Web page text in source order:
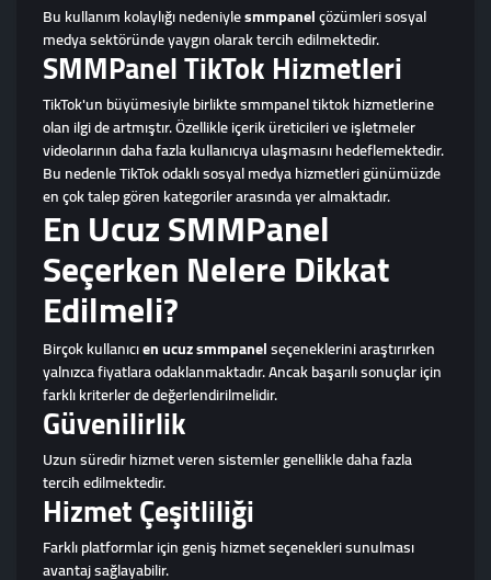
Bu kullanım kolaylığı nedeniylesmmpanelçözümleri sosyal
medya sektöründe yaygın olarak tercih edilmektedir.
SMMPanel TikTok Hizmetleri
TikTok'un büyümesiyle birlikte smmpanel tiktok hizmetlerine
olan ilgi de artmıştır. Özellikle içerik üreticileri ve işletmeler
videolarının daha fazla kullanıcıya ulaşmasını hedeflemektedir.
Bu nedenle TikTok odaklı sosyal medya hizmetleri günümüzde
en çok talep gören kategoriler arasında yer almaktadır.
En Ucuz SMMPanel
Seçerken Nelere Dikkat
Edilmeli?
Birçok kullanıcıen ucuz smmpanelseçeneklerini araştırırken
yalnızca fiyatlara odaklanmaktadır. Ancak başarılı sonuçlar için
farklı kriterler de değerlendirilmelidir.
Güvenilirlik
Uzun süredir hizmet veren sistemler genellikle daha fazla
tercih edilmektedir.
Hizmet Çeşitliliği
Farklı platformlar için geniş hizmet seçenekleri sunulması
avantaj sağlayabilir.